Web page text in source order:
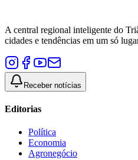
A central regional inteligente do
cidades e tendências em um só
Receber notícias
Editorias
Política
Economia
Agronegócio